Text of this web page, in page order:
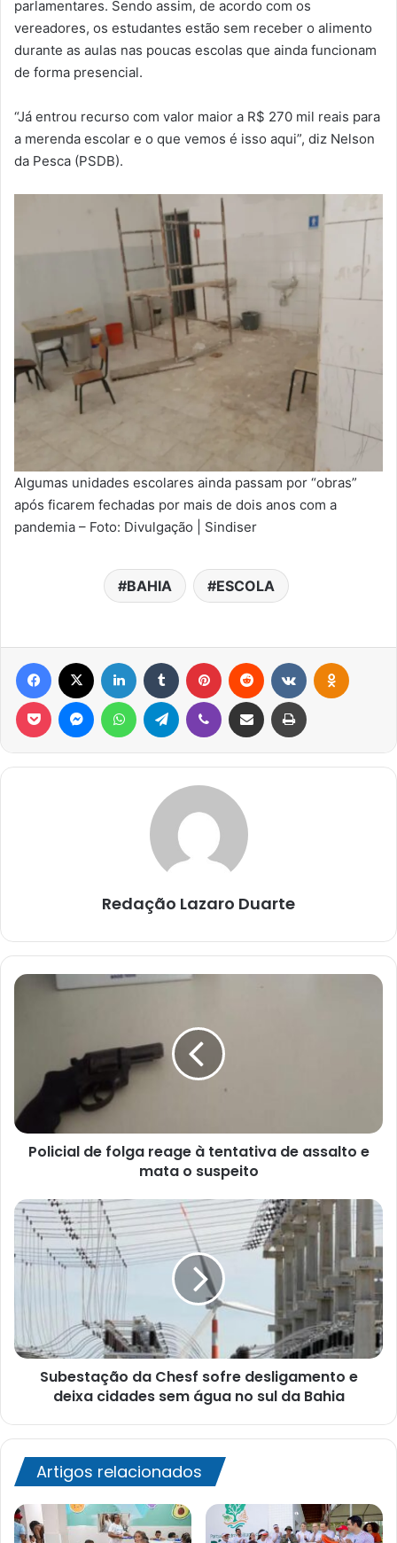
parlamentares. Sendo assim, de acordo com os
vereadores, os estudantes estão sem receber o alimento
durante as aulas nas poucas escolas que ainda funcionam
de forma presencial.
“Já entrou recurso com valor maior a R$ 270 mil reais para
a merenda escolar e o que vemos é isso aqui”, diz Nelson
da Pesca (PSDB).
Algumas unidades escolares ainda passam por “obras”
após ficarem fechadas por mais de dois anos com a
pandemia – Foto: Divulgação | Sindiser
BAHIA ESCOLA
Facebook Linkedin Tumblr Pinterest Reddit
Pocket MessengerWhatsAppTelegram Viber Compartilhar via e-mail Imprimir
Redação Lazaro Duarte
Policial
tentativa
assalto
e
mataPolicial de folga reage à tentativa de assalto e
mata o suspeito
Subestação
da
Chesf
sofre
deixa
cidades
sem
da
Subestação da Chesf sofre desligamento e
deixa cidades sem água no sul da Bahia
Artigos relacionados